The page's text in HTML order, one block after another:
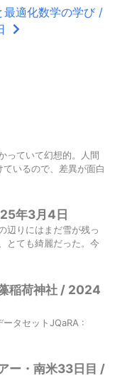
最適化数学の学び /
っていて幻想的。人間
いるので、差異が面白
年3月4日
辺りにはまだ雪が残っ
とても綺麗だった。今
稲荷神社 / 2024
タセットJQaRA :
ー・南米33日目 /